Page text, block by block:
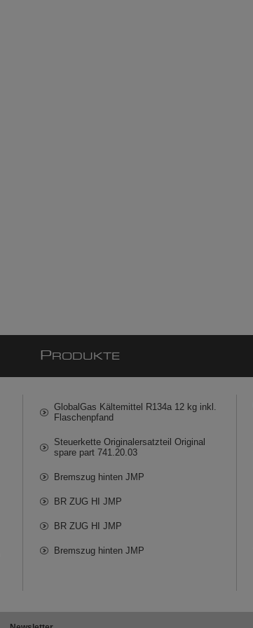
P RODUKTE
GlobalGas Kältemittel R134a 12 kg inkl.
Flaschenpfand
Steuerkette Originalersatzteil Original
spare part 741.20.03
Bremszug hinten JMP
BR ZUG HI JMP
BR ZUG HI JMP
Bremszug hinten JMP